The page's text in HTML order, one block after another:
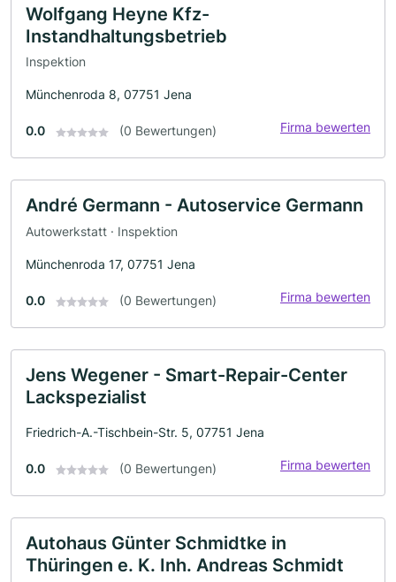
Wolfgang Heyne Kfz-
Instandhaltungsbetrieb
Inspektion
Münchenroda 8, 07751 Jena
0.0 (0 Bewertungen) Firma bewerten
André Germann - Autoservice Germann
Autowerkstatt · Inspektion
Münchenroda 17, 07751 Jena
0.0 (0 Bewertungen) Firma bewerten
Jens Wegener - Smart-Repair-Center
Lackspezialist
Friedrich-A.-Tischbein-Str. 5, 07751 Jena
0.0 (0 Bewertungen) Firma bewerten
Autohaus Günter Schmidtke in
Thüringen e. K. Inh. Andreas Schmidt